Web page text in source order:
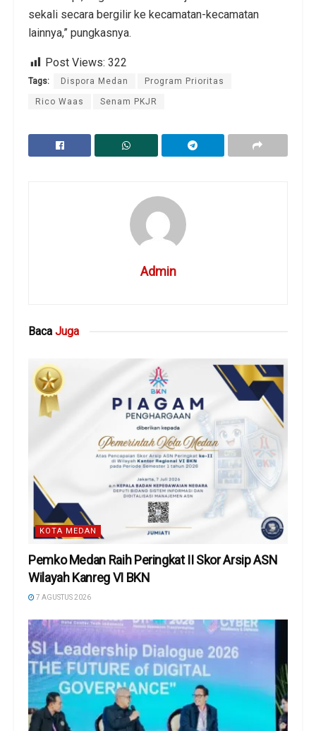
sekali secara bergilir ke kecamatan-kecamatan
lainnya,” pungkasnya.
Post Views: 322
Tags: Dispora Medan Program Prioritas
Rico Waas Senam PKJR
Admin
Baca Juga
KOTA MEDAN
Pemko Medan Raih Peringkat II Skor Arsip ASN
Wilayah Kanreg VI BKN
7 AGUSTUS 2026